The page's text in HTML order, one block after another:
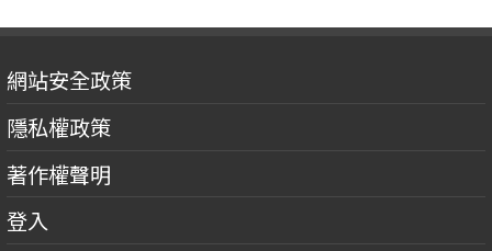
網站安全政策
隱私權政策
著作權聲明
登入